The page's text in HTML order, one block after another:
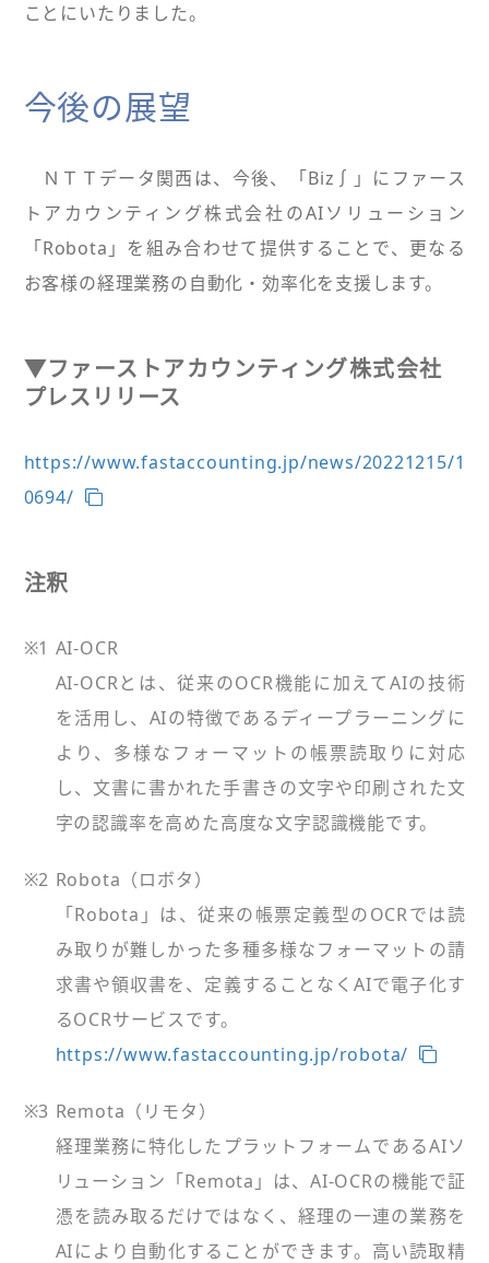
ことにいたりました。
今後の展望
ＮＴＴデータ関西は、今後、「Biz∫」にファース
トアカウンティング株式会社のAIソリューション
「Robota」を組み合わせて提供することで、更なる
お客様の経理業務の自動化・効率化を支援します。
▼ファーストアカウンティング株式会社
プレスリリース
https://www.fastaccounting.jp/news/20221215/1
0694/
注釈
※1 AI-OCR
AI-OCRとは、従来のOCR機能に加えてAIの技術
を活用し、AIの特徴であるディープラーニングに
より、多様なフォーマットの帳票読取りに対応
し、文書に書かれた手書きの文字や印刷された文
字の認識率を高めた高度な文字認識機能です。
※2 Robota（ロボタ）
「Robota」は、従来の帳票定義型のOCRでは読
み取りが難しかった多種多様なフォーマットの請
求書や領収書を、定義することなくAIで電子化す
るOCRサービスです。
https://www.fastaccounting.jp/robota/
※3 Remota（リモタ）
経理業務に特化したプラットフォームであるAIソ
リューション「Remota」は、AI-OCRの機能で証
憑を読み取るだけではなく、経理の一連の業務を
AIにより自動化することができます。高い読取精